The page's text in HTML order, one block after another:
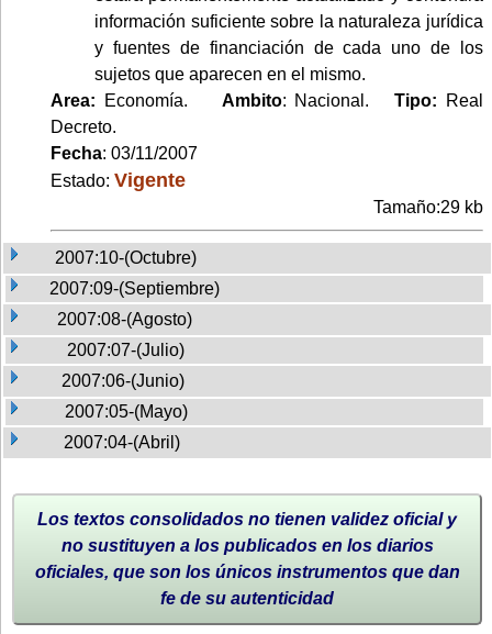
información suficiente sobre la naturaleza jurídica
y fuentes de financiación de cada uno de los
sujetos que aparecen en el mismo.
Area: Economía. Ambito: Nacional.Tipo:
Real
Decreto.
Fecha: 03/11/2007
Estado: Vigente
Tamaño:29 kb
2007:10-(Octubre)
2007:09-(Septiembre)
2007:08-(Agosto)
2007:07-(Julio)
2007:06-(Junio)
2007:05-(Mayo)
2007:04-(Abril)
Los textos consolidados no tienen validez oficial y
no sustituyen a los publicados en los diarios
oficiales, que son los únicos instrumentos que dan
fe de su autenticidad